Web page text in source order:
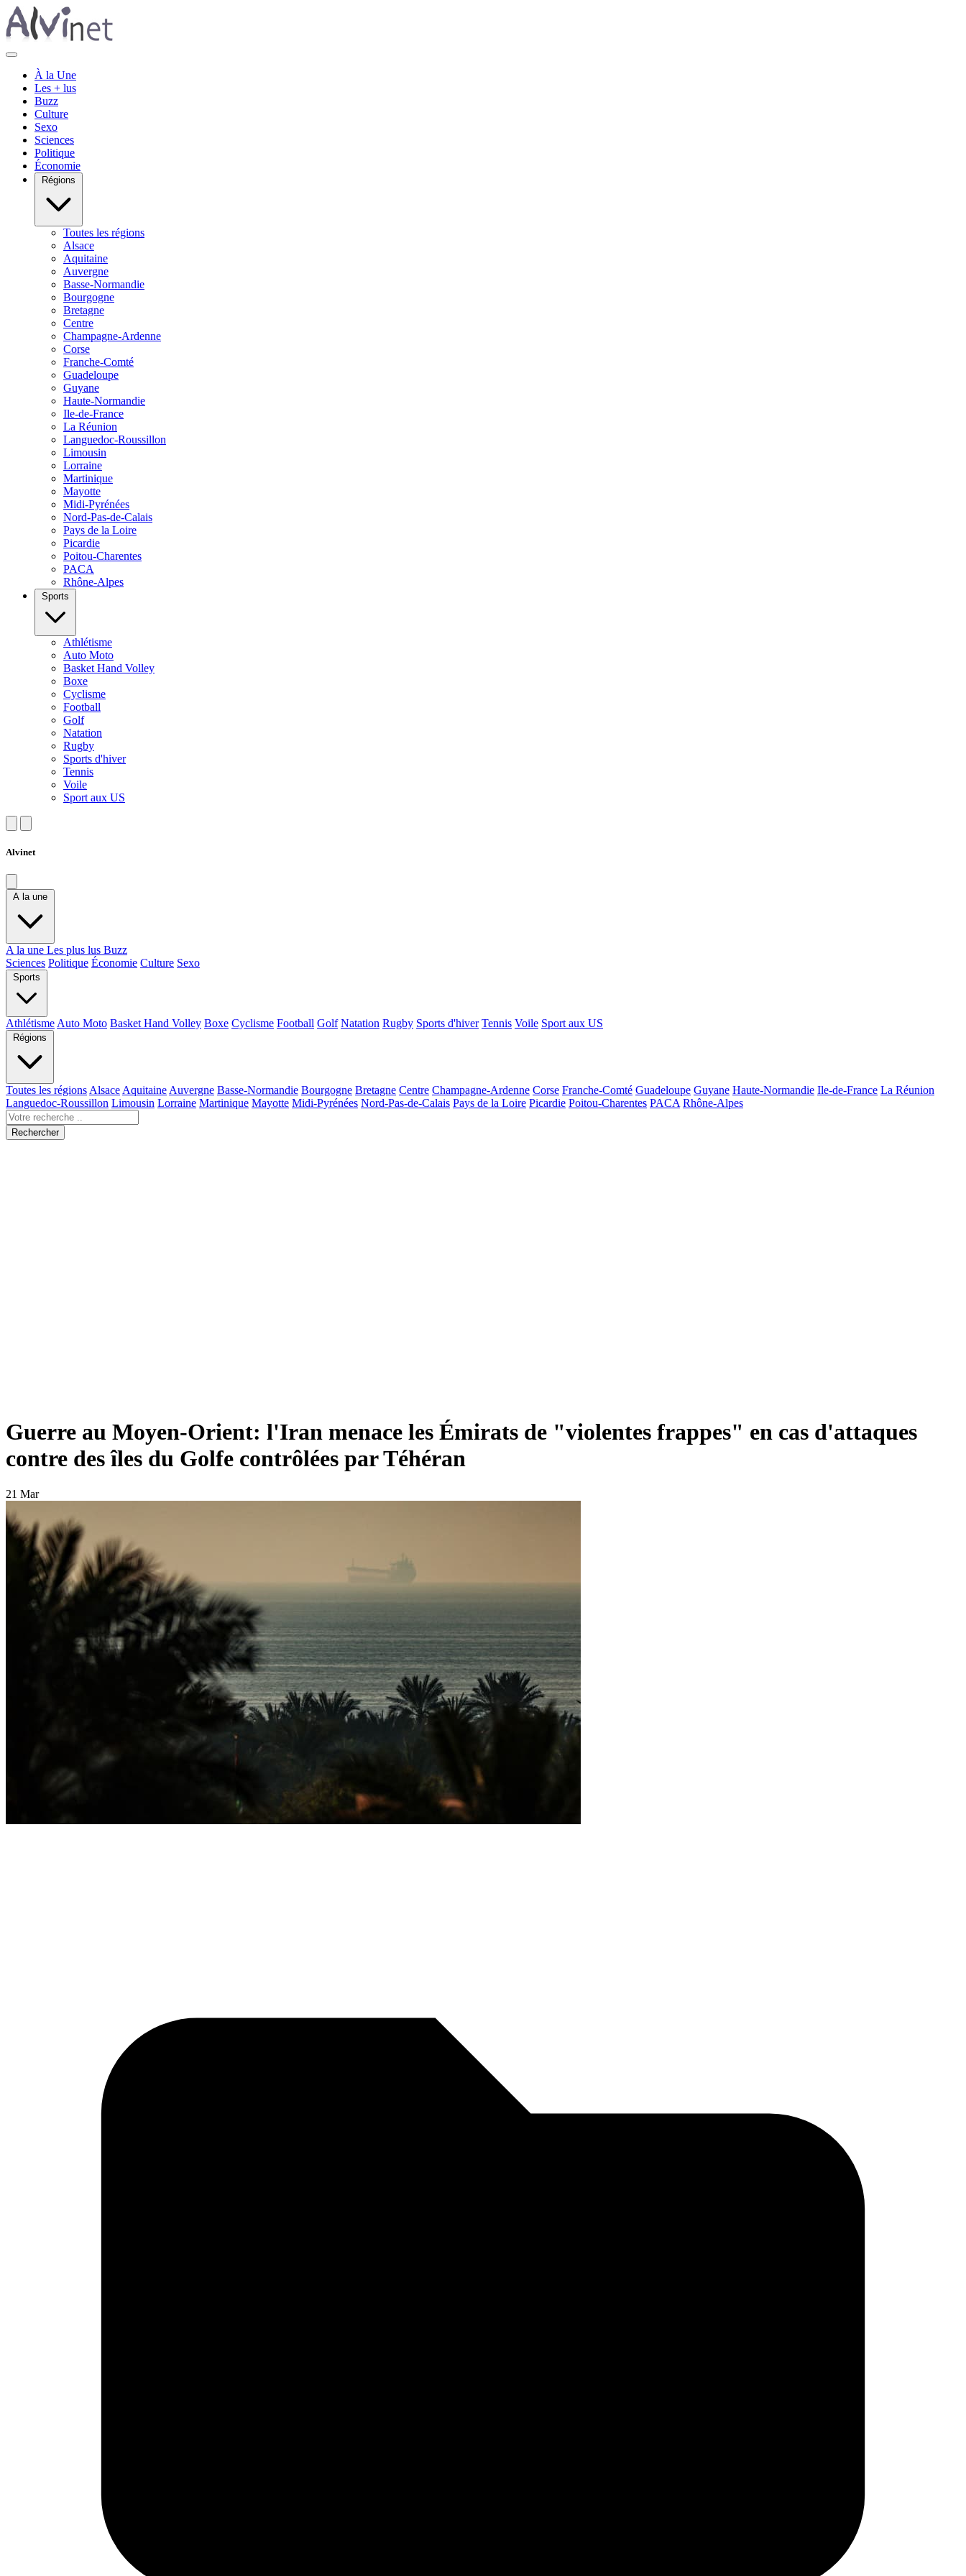
À la Une
Les + lus
Buzz
Culture
Sexo
Sciences
Politique
Économie
Régions
Toutes les régions
Alsace
Aquitaine
Auvergne
Basse-Normandie
Bourgogne
Bretagne
Centre
Champagne-Ardenne
Corse
Franche-Comté
Guadeloupe
Guyane
Haute-Normandie
Ile-de-France
La Réunion
Languedoc-Roussillon
Limousin
Lorraine
Martinique
Mayotte
Midi-Pyrénées
Nord-Pas-de-Calais
Pays de la Loire
Picardie
Poitou-Charentes
PACA
Rhône-Alpes
Sports
Athlétisme
Auto Moto
Basket Hand Volley
Boxe
Cyclisme
Football
Golf
Natation
Rugby
Sports d'hiver
Tennis
Voile
Sport aux US
Alvinet
A la une
A la une Les plus lus Buzz
Sciences Politique Économie Culture Sexo
Sports
Athlétisme Auto Moto Basket Hand Volley Boxe Cyclisme Football Golf Natation Rugby Sports d'hiver Tennis Voile Sport aux US
Régions
Toutes les régions Alsace Aquitaine Auvergne Basse-Normandie Bourgogne Bretagne Centre Champagne-Ardenne Corse Franche-Comté Guadeloupe Guyane Haute-Normandie Ile-de-France La Réunion
Languedoc-Roussillon Limousin Lorraine Martinique Mayotte Midi-Pyrénées Nord-Pas-de-Calais Pays de la Loire Picardie Poitou-Charentes PACA Rhône-Alpes
Rechercher
Guerre au Moyen-Orient: l'Iran menace les Émirats de "violentes frappes" en cas d'attaques
contre des îles du Golfe contrôlées par Téhéran
21 Mar